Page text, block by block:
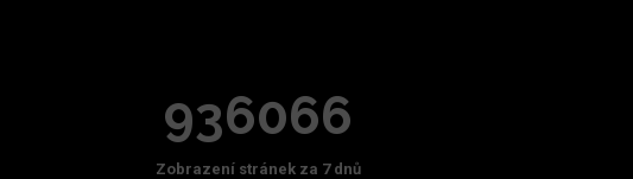
936066
Zobrazení stránek za 7 dnů